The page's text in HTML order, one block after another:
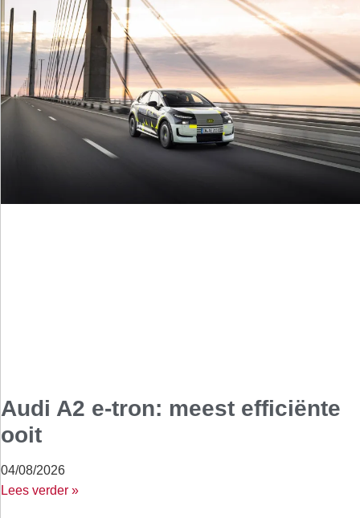
Audi A2 e-tron: meest efficiënte
ooit
04/08/2026
Lees verder »